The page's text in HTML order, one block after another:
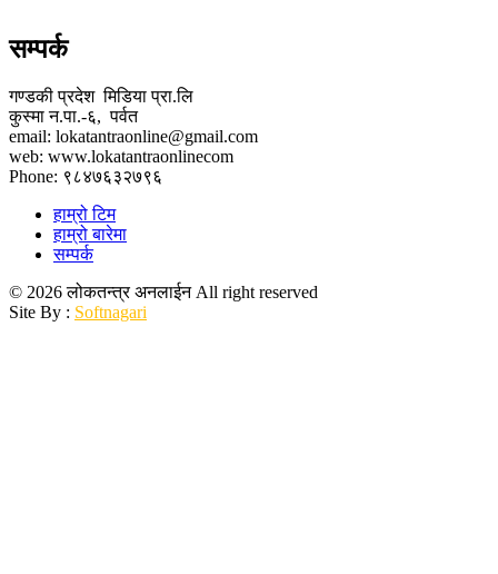
सम्पर्क
गण्डकी प्रदेश मिडिया प्रा.लि
कुस्मा न.पा.-६, पर्वत
email: lokatantraonline@gmail.com
web: www.lokatantraonlinecom
Phone: ९८४७६३२७९६
हाम्रो टिम
हाम्रो बारेमा
सम्पर्क
© 2026 लोकतन्त्र अनलाईन All right reserved
Site By : Softnagari